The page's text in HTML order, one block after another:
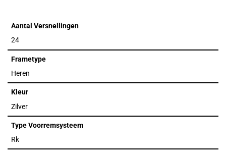
Aantal Versnellingen
24
Frametype
Heren
Kleur
Zilver
Type Voorremsysteem
Rk